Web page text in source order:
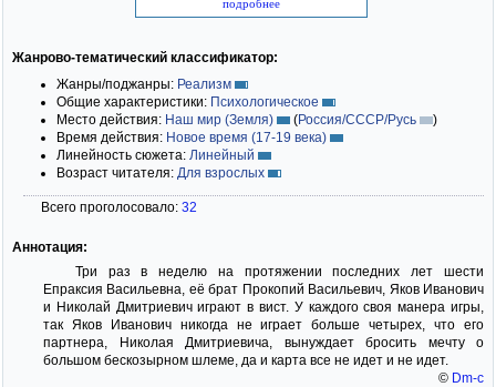
подробнее
Жанрово-тематический классификатор:
Жанры/поджанры: Реализм
Общие характеристики: Психологическое
Место действия: Наш мир (Земля) (Россия/СССР/Русь
)
Время действия: Новое время (17-19 века)
Линейность сюжета: Линейный
Возраст читателя: Для взрослых
Всего проголосовало: 32
Аннотация:
Три раз в неделю на протяжении последних лет шести
Епраксия Васильевна, её брат Прокопий Васильевич, Яков Иванович
и Николай Дмитриевич играют в вист. У каждого своя манера игры,
так Яков Иванович никогда не играет больше четырех, что его
партнера, Николая Дмитриевича, вынуждает бросить мечту о
большом бескозырном шлеме, да и карта все не идет и не идет.
© Dm-c